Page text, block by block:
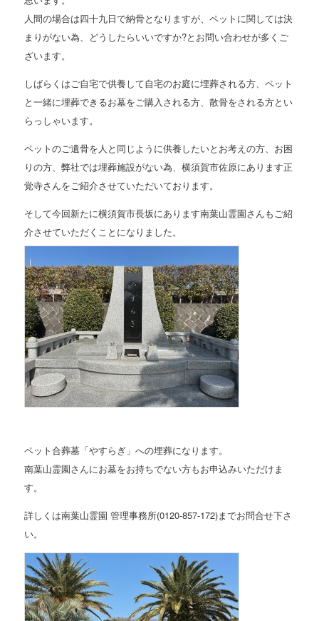
人間の場合は四十九日で納骨となりますが、ペットに関しては決
まりがない為、どうしたらいいですか?とお問い合わせが多くご
ざいます。
しばらくはご自宅で供養して自宅のお庭に埋葬される方、ペット
と一緒に埋葬できるお墓をご購入される方、散骨をされる方とい
らっしゃいます。
ペットのご遺骨を人と同じように供養したいとお考えの方、お困
りの方、弊社では埋葬施設がない為、横須賀市佐原にあります正
覚寺さんをご紹介させていただいております。
そして今回新たに横須賀市長坂にあります南葉山霊園さんもご紹
介させていただくことになりました。
ペット合葬墓「やすらぎ」への埋葬になります。
南葉山霊園さんにお墓をお持ちでない方もお申込みいただけま
す。
詳しくは南葉山霊園 管理事務所(0120-857-172)までお問合せ下さ
い。